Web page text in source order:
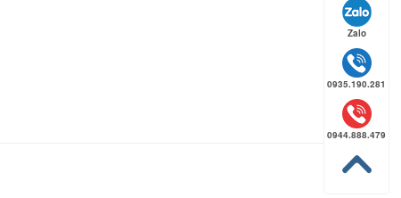
Zalo
0935.190.281
0944.888.479